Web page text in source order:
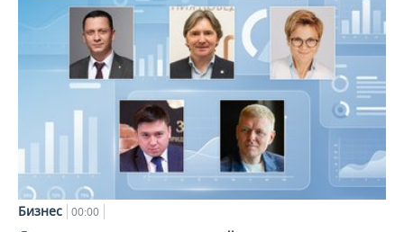
Бизнес 00:00